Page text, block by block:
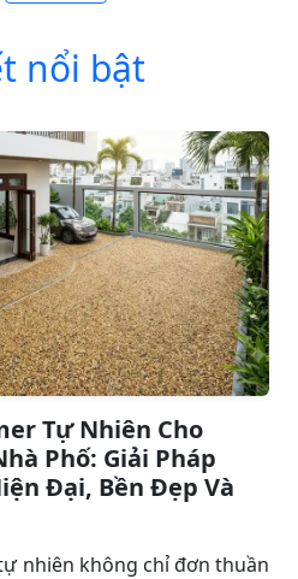
nổi bật
Tự Nhiên Cho
Phố: Giải Pháp
Đại, Bền Đẹp Và
nhiên không chỉ đơn thuần